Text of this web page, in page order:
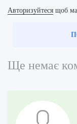
Авторизуйтеся щоб
Ще немає